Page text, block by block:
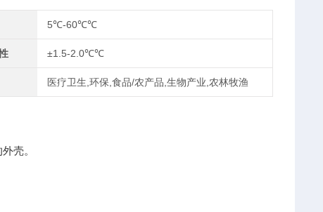
5℃-60℃℃
±1.5-2.0℃℃
医疗卫生,环保,食品/农产品,生物产业,农林牧渔
壳。